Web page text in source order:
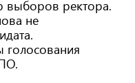
ректора.
не
голосования